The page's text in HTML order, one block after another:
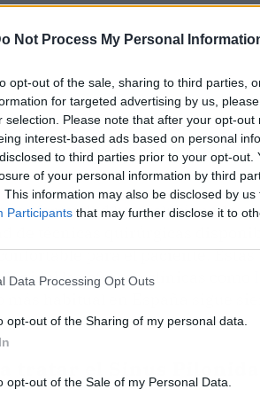
Not Process My Personal
opt-out of the sale, sharing to third parties,
for targeted advertising by us,
selection. Please note that after your opt-
interest-based ads based on personal
to third parties prior to your opt-
of your personal information by third
This information may also be disclosed by
Participants that may further disclose it to
Data Processing Opt Outs
opt-out of the Sharing of my personal data.
opt-out of the Sale of my Personal Data.
enfermedad ha evolucionado
de técnicas quirúrgicas
para el paciente. Estas
las ofrecen clínicas como
habitual en España sigue
tratar el Sinus